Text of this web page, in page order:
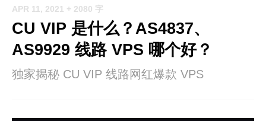
APR 11, 2021 + 2080 字
CU VIP 是什么？AS4837、
AS9929 线路 VPS 哪个好？
独家揭秘 CU VIP 线路网红爆款 VPS